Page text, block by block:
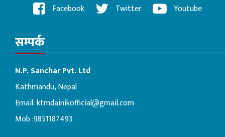
Facebook Twitter Youtube
सम्पर्क
N.P. Sanchar Pvt. Ltd
Kathmandu, Nepal
Email:ktmdainikofficial@gmail.com
Mob :9851187493